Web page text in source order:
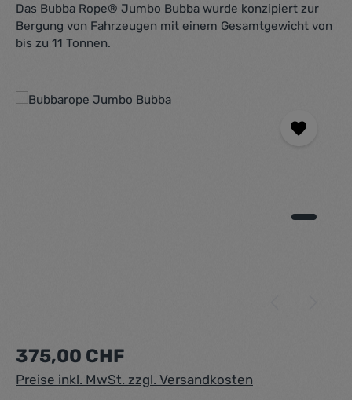
Das Bubba Rope® Jumbo Bubba wurde konzipiert zur
Bergung von Fahrzeugen mit einem Gesamtgewicht von
bis zu 11 Tonnen.
Bildergalerie überspringen
Regulärer Preis:
375,00 CHF
Preise inkl. MwSt. zzgl. Versandkosten